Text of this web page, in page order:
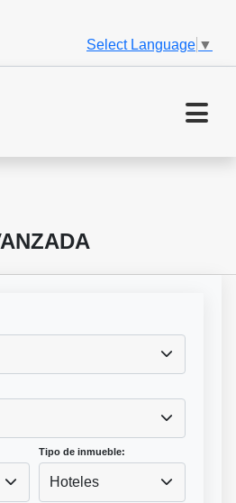
Select Language ▼
Tipo de inmueble:
Hoteles